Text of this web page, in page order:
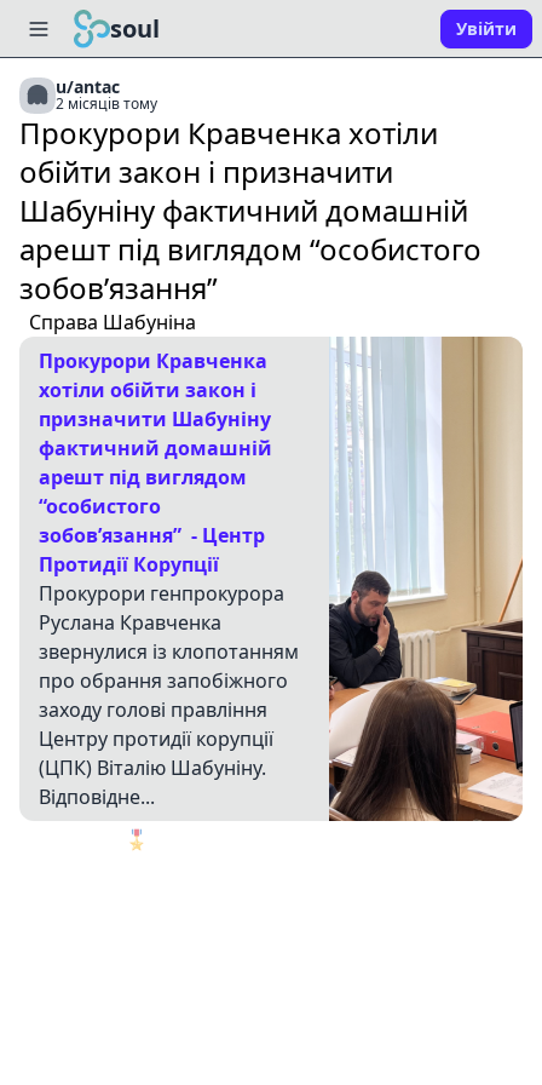
soul Увійти
u/antac
2 місяців тому
Прокурори Кравченка хотіли
обійти закон і призначити
Шабуніну фактичний домашній
арешт під виглядом “особистого
зобовʼязання”
Справа Шабуніна
Прокурори Кравченка
хотіли обійти закон і
призначити Шабуніну
фактичний домашній
арешт під виглядом
“особистого
зобовʼязання” - Центр
Протидії Корупції
Прокурори генпрокурора
Руслана Кравченка
звернулися із клопотанням
про обрання запобіжного
заходу голові правління
Центру протидії корупції
(ЦПК) Віталію Шабуніну.
Відповідне...
🎖️